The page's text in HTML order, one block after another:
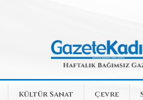
Kültür Sanat Çevre